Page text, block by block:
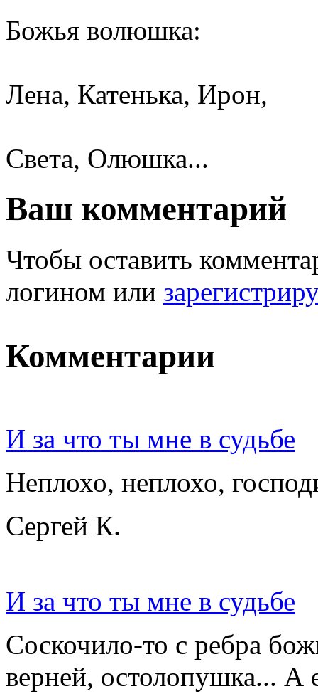
Божья волюшка:
Лена, Катенька, Ирон,
Света, Олюшка...
Ваш комментарий
Чтобы оставить
логином или
Комментарии
И за что ты мне в судьбе
Неплохо, неплохо,
Сергей К.
И за что ты мне в судьбе
Соскочило-то с ребра
верней, остолопушка... А